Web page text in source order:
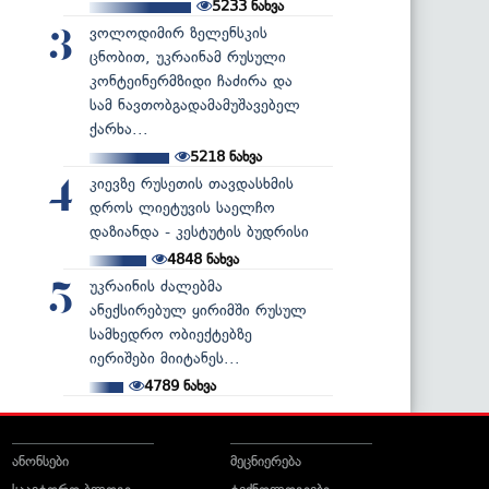
5233 ნახვა
3
ვოლოდიმირ ზელენსკის
ცნობით, უკრაინამ რუსული
კონტეინერმზიდი ჩაძირა და
სამ ნავთობგადამამუშავებელ
ქარხა...
5218ნახვა
4
კიევზე რუსეთის თავდასხმის
დროს ლიეტუვის საელჩო
დაზიანდა - კესტუტის ბუდრისი
4848ნახვა
5
უკრაინის ძალებმა
ანექსირებულ ყირიმში რუსულ
სამხედრო ობიექტებზე
იერიშები მიიტანეს...
4789 ნახვა
ანონსები
მეცნიერება